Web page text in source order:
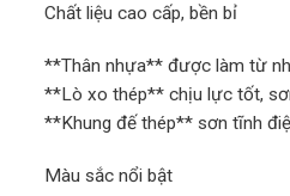
Chất liệu cao cấp, bền bỉ
**Thân nhựa** được làm từ
**Lò xo thép** chịu lực tốt,
**Khung đế thép** sơn tĩnh
Màu sắc nổi bật